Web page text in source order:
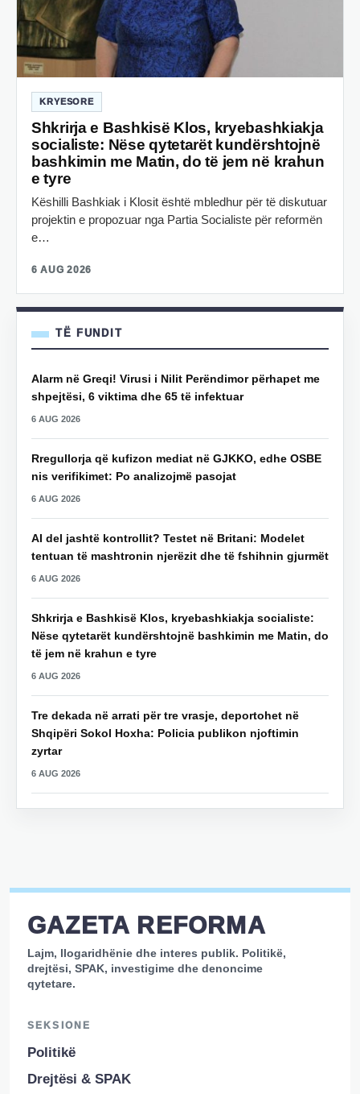
KRYESORE
Shkrirja e Bashkisë Klos, kryebashkiakja
socialiste: Nëse qytetarët kundërshtojnë
bashkimin me Matin, do të jem në krahun
e tyre
Këshilli Bashkiak i Klosit është mbledhur për të diskutuar
projektin e propozuar nga Partia Socialiste për reformën
e…
6 AUG 2026
TË FUNDIT
Alarm në Greqi! Virusi i Nilit Perëndimor përhapet me
shpejtësi, 6 viktima dhe 65 të infektuar
6 AUG 2026
Rregullorja që kufizon mediat në GJKKO, edhe OSBE
nis verifikimet: Po analizojmë pasojat
6 AUG 2026
AI del jashtë kontrollit? Testet në Britani: Modelet
tentuan të mashtronin njerëzit dhe të fshihnin gjurmët
6 AUG 2026
Shkrirja e Bashkisë Klos, kryebashkiakja socialiste:
Nëse qytetarët kundërshtojnë bashkimin me Matin, do
të jem në krahun e tyre
6 AUG 2026
Tre dekada në arrati për tre vrasje, deportohet në
Shqipëri Sokol Hoxha: Policia publikon njoftimin
zyrtar
6 AUG 2026
GAZETA REFORMA
Lajm, llogaridhënie dhe interes publik. Politikë,
drejtësi, SPAK, investigime dhe denoncime
qytetare.
SEKSIONE
Politikë
Drejtësi & SPAK